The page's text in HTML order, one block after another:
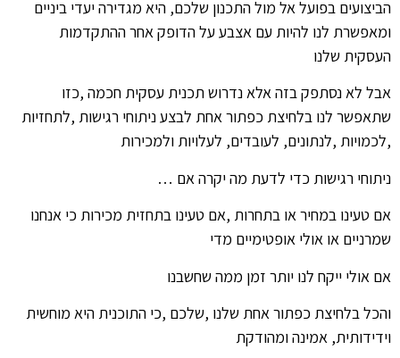
הביצועים בפועל אל מול התכנון שלכם, היא מגדירה יעדי ביניים
ומאפשרת לנו להיות עם אצבע על הדופק אחר ההתקדמות
העסקית שלנו
אבל לא נסתפק בזה אלא נדרוש תכנית עסקית חכמה ,כזו
שתאפשר לנו בלחיצת כפתור אחת לבצע ניתוחי רגישות ,לתחזיות
,לכמויות ,לנתונים, לעובדים, לעלויות ולמכירות
ניתוחי רגישות כדי לדעת מה יקרה אם …
אם טעינו במחיר או בתחרות ,אם טעינו בתחזית מכירות כי אנחנו
שמרניים או אולי אופטימיים מדי
אם אולי ייקח לנו יותר זמן ממה שחשבנו
והכל בלחיצת כפתור אחת שלנו ,שלכם ,כי התוכנית היא מוחשית
וידידותית, אמינה ומהודקת